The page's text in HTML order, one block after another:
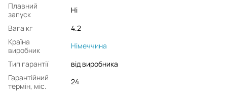
Плавний
запуск
Ні
Вага кг
4.2
Країна
виробник
Німеччина
Тип гарантії
від виробника
Гарантійний
термін, міс.
24